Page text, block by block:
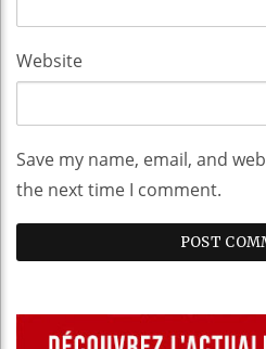
Website
Save my name, email, and
the next time I comment.